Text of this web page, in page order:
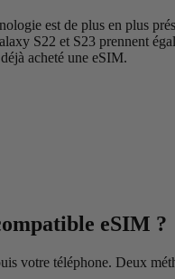
est de plus en plus
S22 et S23 prennent
acheté une eSIM.
eSIM ?
votre téléphone. Deux